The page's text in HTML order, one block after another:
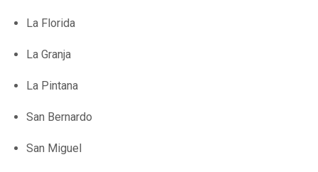
La Florida
La Granja
La Pintana
San Bernardo
San Miguel